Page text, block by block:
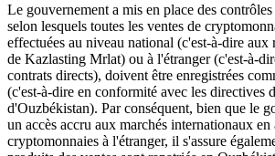
Le gouvernement a mis en place des
selon lesquels toutes les ventes de
effectuées au niveau national (c'est-à-dire aux
de Kazlasting Mrlat) ou à l'étranger (c'est-à-
contrats directs), doivent être enregistrées
(c'est-à-dire en conformité avec les directives
d'Ouzbékistan). Par conséquent, bien que le
un accès accru aux marchés internationaux
cryptomonnaies à l'étranger, il s'assure